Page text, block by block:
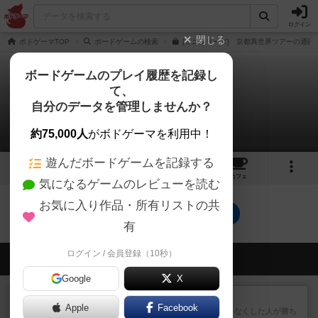
ログイン
ボドゲーマTOP ボードゲームの検索 [ミニシリーズ] 京都異世界ツアーの通販/
京都異世界ツアー
0件の戦略やコツ
2 2
カフェ
京都異世界ツアーのトップに戻る
会員の新しい投稿
レビュー ラミィキューブ
数字の牌を出して1番早く手札をなくした人が勝ち
閉じる
ボードゲームのプレイ履歴を記録し
て、
自分のデータを管理しませんか？
約75,000人がボドゲーマを利用中！
遊んだボードゲームを記録する
気になるゲームのレビューを読む
お気に入り作品・所有リストの共
有
ログイン / 会員登録（10秒）
Google X
Apple Facebook